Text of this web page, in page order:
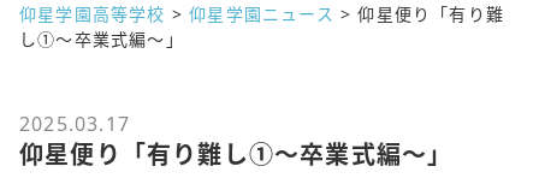
仰星学園高等学校 >仰星学園ニュース >仰星便り「有り難
し①～卒業式編～」
2025.03.17
仰星便り「有り難し①～卒業式編～」